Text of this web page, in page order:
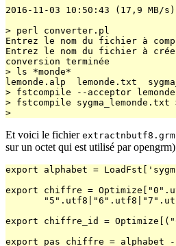
2016-11-03 10:50:43 (17,9 MB/
> perl converter.pl
Entrez le nom du fichier à
Entrez le nom du fichier à
conversion terminée
> ls *monde*
lemonde.alp  lemonde.txt
> fstcompile --acceptor
> fstcompile sygma_lemonde.txt
Et voici le fichier extractnbutf8.grm
sur un octet qui est utilisé par
export alphabet =
export chiffre =
export chiffre_id =
export pas_chiffre = alphabet